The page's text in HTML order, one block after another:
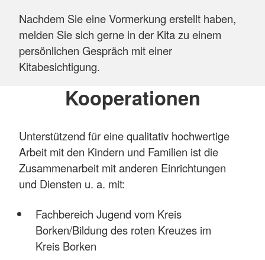
Nachdem Sie eine Vormerkung erstellt haben,
melden Sie sich gerne in der Kita zu einem
persönlichen Gespräch mit einer
Kitabesichtigung.
Kooperationen
Unterstützend für eine qualitativ hochwertige
Arbeit mit den Kindern und Familien ist die
Zusammenarbeit mit anderen Einrichtungen
und Diensten u. a. mit:
Fachbereich Jugend vom Kreis
Borken/Bildung des roten Kreuzes im
Kreis Borken